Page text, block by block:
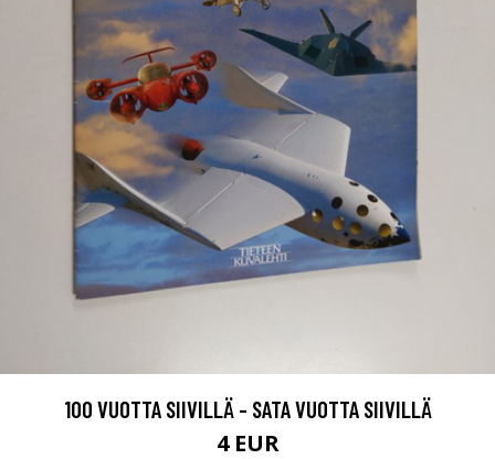
100 VUOTTA SIIVILLÄ - SATA VUOTTA SIIVILLÄ
4 EUR